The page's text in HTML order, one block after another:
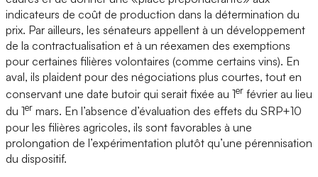
indicateurs de coût de production dans la détermination du
prix. Par ailleurs, les sénateurs appellent à un développement
de la contractualisation et à un réexamen des exemptions
pour certaines filières volontaires (comme certains vins). En
aval, ils plaident pour des négociations plus courtes, tout en
conservant une date butoir qui serait fixée au 1er février au lieu
du 1er mars. En l’absence d’évaluation des effets du SRP+10
pour les filières agricoles, ils sont favorables à une
prolongation de l’expérimentation plutôt qu’une pérennisation
du dispositif.